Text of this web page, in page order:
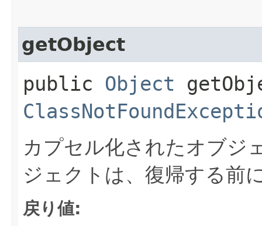
getObject
public Object
カプセル化されたオブジ
ジェクトは、復帰する前
戻り値: